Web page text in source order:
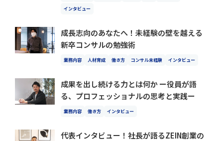
インタビュー
成長志向のあなたへ！未経験の壁を越える
新卒コンサルの勉強術
業務内容 人材育成 働き方 コンサル未経験 インタビュー
成果を出し続ける力とは何か ー役員が語
る、プロフェッショナルの思考と実践ー
業務内容 働き方 インタビュー
代表インタビュー！社長が語るZEIN創業の